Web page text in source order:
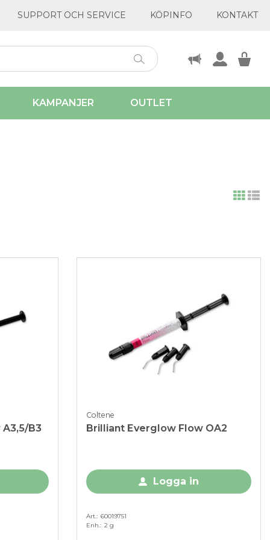
SUPPORT OCH SERVICE KÖPINFO KONTAKT
KAMPANJER OUTLET
B3
Coltene
Brilliant Everglow Flow OA2
Logga in
Art. 60019751
Enh. 2 g